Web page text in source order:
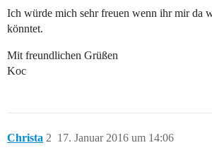
Ich würde mich sehr freuen wenn ihr mir da
könntet.
Mit freundlichen Grüßen
Koc
Christa 17. Januar 2016 um 14:06
2